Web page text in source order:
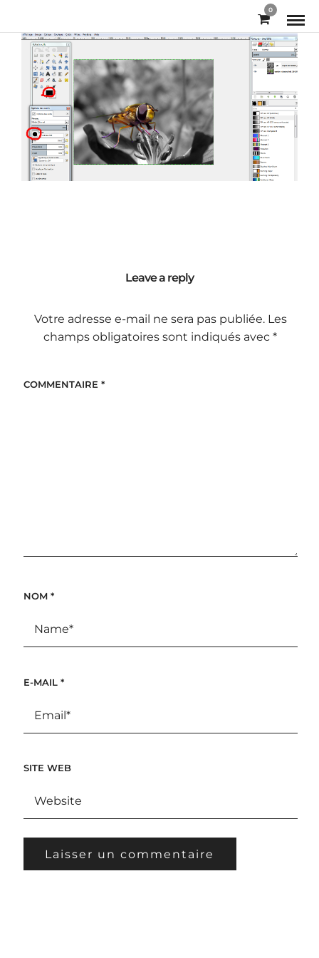
0
Leave a reply
Votre adresse e-mail ne sera pas publiée. Les
champs obligatoires sont indiqués avec*
COMMENTAIRE *
NOM *
E-MAIL *
SITE WEB